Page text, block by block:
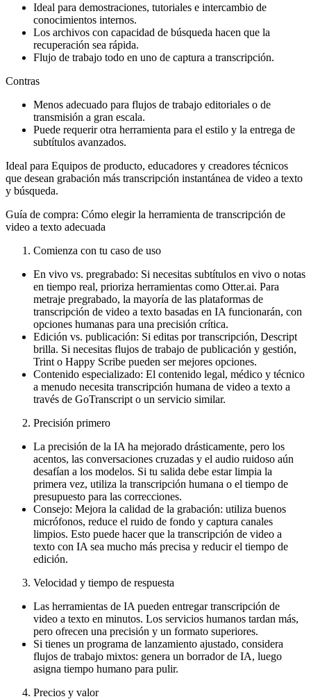
Ideal para demostraciones, tutoriales e intercambio de
conocimientos internos.
Los archivos con capacidad de búsqueda hacen que la
recuperación sea rápida.
Flujo de trabajo todo en uno de captura a transcripción.
Contras
Menos adecuado para flujos de trabajo editoriales o de
transmisión a gran escala.
Puede requerir otra herramienta para el estilo y la entrega de
subtítulos avanzados.
Ideal para Equipos de producto, educadores y creadores técnicos
que desean grabación más transcripción instantánea de video a texto
y búsqueda.
Guía de compra: Cómo elegir la herramienta de transcripción de
video a texto adecuada
Comienza con tu caso de uso
En vivo vs. pregrabado: Si necesitas subtítulos en vivo o notas
en tiempo real, prioriza herramientas como Otter.ai. Para
metraje pregrabado, la mayoría de las plataformas de
transcripción de video a texto basadas en IA funcionarán, con
opciones humanas para una precisión crítica.
Edición vs. publicación: Si editas por transcripción, Descript
brilla. Si necesitas flujos de trabajo de publicación y gestión,
Trint o Happy Scribe pueden ser mejores opciones.
Contenido especializado: El contenido legal, médico y técnico
a menudo necesita transcripción humana de video a texto a
través de GoTranscript o un servicio similar.
Precisión primero
La precisión de la IA ha mejorado drásticamente, pero los
acentos, las conversaciones cruzadas y el audio ruidoso aún
desafían a los modelos. Si tu salida debe estar limpia la
primera vez, utiliza la transcripción humana o el tiempo de
presupuesto para las correcciones.
Consejo: Mejora la calidad de la grabación: utiliza buenos
micrófonos, reduce el ruido de fondo y captura canales
limpios. Esto puede hacer que la transcripción de video a
texto con IA sea mucho más precisa y reducir el tiempo de
edición.
Velocidad y tiempo de respuesta
Las herramientas de IA pueden entregar transcripción de
video a texto en minutos. Los servicios humanos tardan más,
pero ofrecen una precisión y un formato superiores.
Si tienes un programa de lanzamiento ajustado, considera
flujos de trabajo mixtos: genera un borrador de IA, luego
asigna tiempo humano para pulir.
Precios y valor